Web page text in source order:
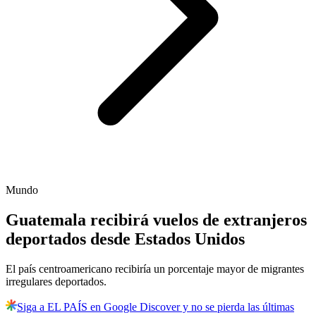
Mundo
Guatemala recibirá vuelos de extranjeros
deportados desde Estados Unidos
El país centroamericano recibiría un porcentaje mayor de migrantes
irregulares deportados.
Siga a EL PAÍS en Google Discover y no se pierda las últimas